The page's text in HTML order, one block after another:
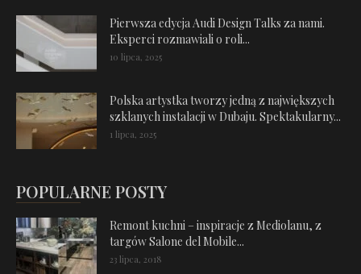
Pierwsza edycja Audi Design Talks za nami.
Eksperci rozmawiali o roli...
10 lipca, 2025
Polska artystka tworzy jedną z największych
szklanych instalacji w Dubaju. Spektakularny...
1 lipca, 2025
POPULARNE POSTY
Remont kuchni – inspiracje z Mediolanu, z
targów Salone del Mobile...
23 lipca, 2018